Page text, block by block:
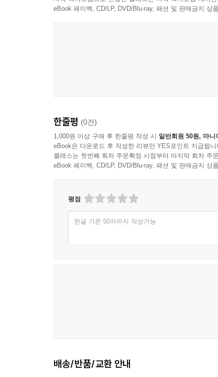
eBook 페이백, CD/LP, DVD/Blu-ray, 패션 및 판매금지 상
한줄평 (0건)
1,000원 이상 구매 후 한줄평 작성 시 일반회원 50원, 마니
eBook은 다운로드 후 작성한 리뷰만 YES포인트 지급됩니
클래스는 첫번째 회차 주문확정 시점부터 마지막 회차 주
eBook 페이백, CD/LP, DVD/Blu-ray, 패션 및 판매금지 상
평점
한글 기준 50자까지 작성가능
배송/반품/교환 안내